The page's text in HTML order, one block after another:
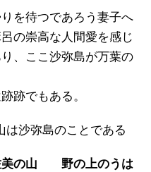
を待つであろう妻子へ
の崇高な人間愛を感じ
、ここ沙弥島が万葉の
跡でもある。
は沙弥島のことである
美の山
野の上のうは